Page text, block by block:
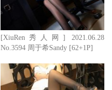
[XiuRen秀人网] 2021.06.28
No.3594 周于希Sandy [62+1P]